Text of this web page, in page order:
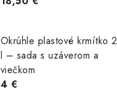
Okrúhle plastové krmítko 2
l – sada s uzáverom a
viečkom
4 €